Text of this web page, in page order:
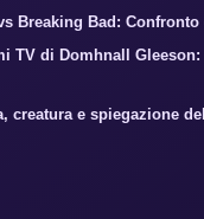
Breaking Bad: Confronto
TV di Domhnall
creatura e spiegazione